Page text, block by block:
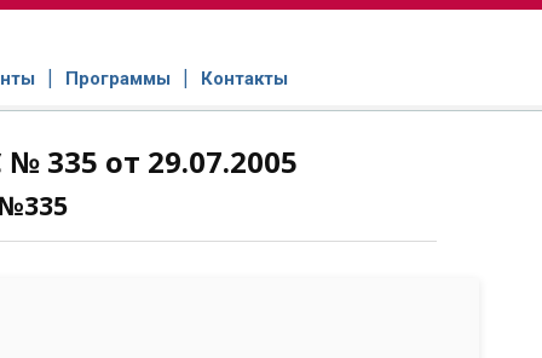
Программы Контакты
335 от 29.07.2005